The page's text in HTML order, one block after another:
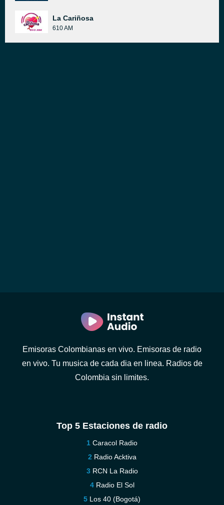
La Cariñosa
610 AM
Emisoras Colombianas en vivo. Emisoras de radio
en vivo. Tu musica de cada dia en linea. Radios de
Colombia sin limites.
Top 5 Estaciones de radio
Caracol Radio
Radio Acktiva
RCN La Radio
Radio El Sol
Los 40 (Bogotá)